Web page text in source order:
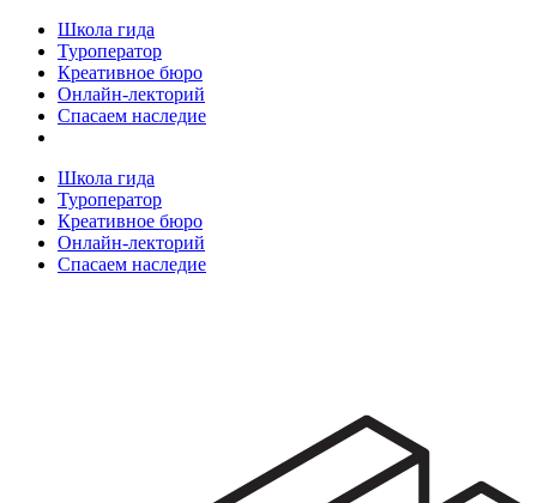
Школа гида
Туроператор
Креативное бюро
Онлайн-лекторий
Спасаем наследие
Школа гида
Туроператор
Креативное бюро
Онлайн-лекторий
Спасаем наследие